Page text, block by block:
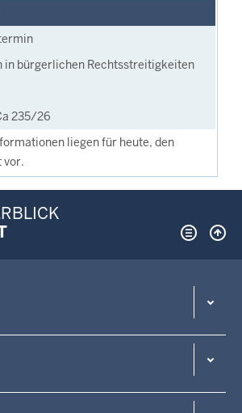
in bürgerlichen Rechtsstreitigkeiten
235/26
liegen für heute, den
vor.
Überblick: